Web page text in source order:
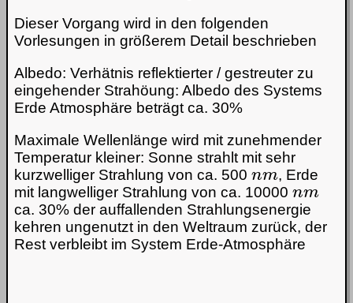
Dieser Vorgang wird in den folgenden
Vorlesungen in größerem Detail beschrieben
Albedo: Verhätnis reflektierter / gestreuter zu
eingehender Strahöung: Albedo des Systems
Erde Atmosphäre beträgt ca. 30%
Maximale Wellenlänge wird mit zunehmender
Temperatur kleiner: Sonne strahlt mit sehr
kurzwelliger Strahlung von ca. 500
nm
, Erde
mit langwelliger Strahlung von ca. 10000
nm
ca. 30% der auffallenden Strahlungsenergie
kehren ungenutzt in den Weltraum zurück, der
Rest verbleibt im System Erde-Atmosphäre